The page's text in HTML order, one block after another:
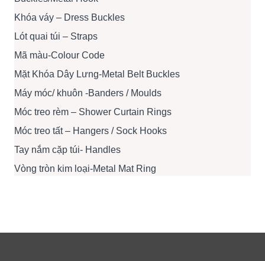
Khóa váy – Dress Buckles
Lót quai túi – Straps
Mã màu-Colour Code
Mặt Khóa Dây Lưng-Metal Belt Buckles
Máy móc/ khuôn -Banders / Moulds
Móc treo rèm – Shower Curtain Rings
Móc treo tất – Hangers / Sock Hooks
Tay nắm cặp túi- Handles
Vòng tròn kim loại-Metal Mat Ring